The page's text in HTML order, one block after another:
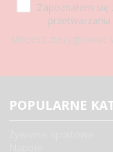
Zapoznałem
Możesz zrezygnować
POPULARNE